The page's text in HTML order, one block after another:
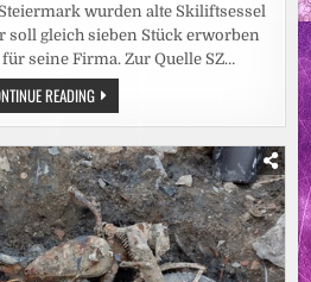
wurden alte Skiliftsessel
soll gleich sieben Stück erworben
seine Firma. Zur Quelle SZ…
READINGÖSTERREICH:
EINE
GANZ
NEUE
FORM
VON
CHEFSESSEL